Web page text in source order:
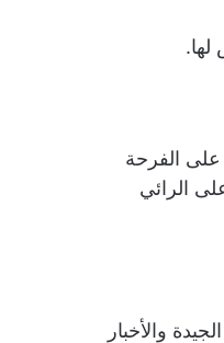
على الفرحة
الرائي
والأخبار